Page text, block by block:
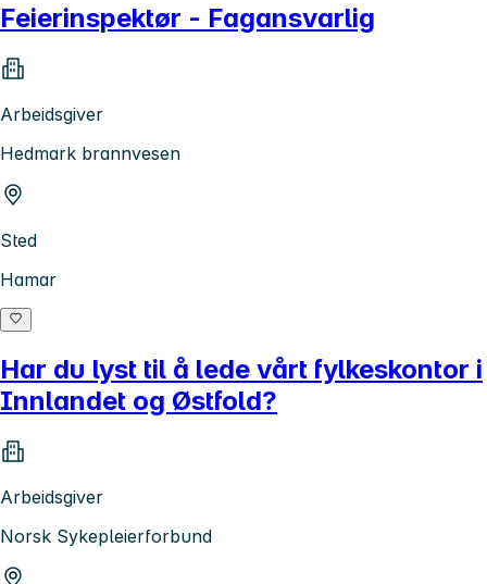
Feierinspektør - Fagansvarlig
Arbeidsgiver
Hedmark brannvesen
Sted
Hamar
Har du lyst til å lede vårt fylkeskontor i
Innlandet og Østfold?
Arbeidsgiver
Norsk Sykepleierforbund